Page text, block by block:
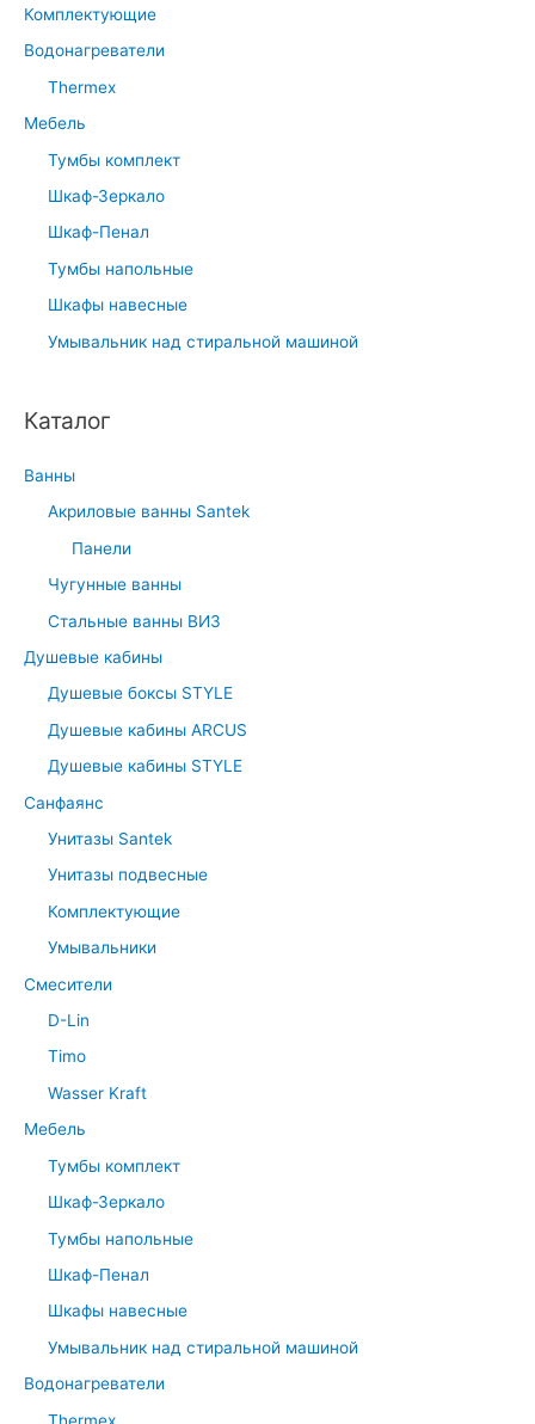
Комплектующие
Водонагреватели
Thermex
Мебель
Тумбы комплект
Шкаф-Зеркало
Шкаф-Пенал
Тумбы напольные
Шкафы навесные
Умывальник над стиральной машиной
Каталог
Ванны
Акриловые ванны Santek
Панели
Чугунные ванны
Стальные ванны ВИЗ
Душевые кабины
Душевые боксы STYLE
Душевые кабины ARCUS
Душевые кабины STYLE
Санфаянс
Унитазы Santek
Унитазы подвесные
Комплектующие
Умывальники
Смесители
D-Lin
Timo
Wasser Kraft
Мебель
Тумбы комплект
Шкаф-Зеркало
Тумбы напольные
Шкаф-Пенал
Шкафы навесные
Умывальник над стиральной машиной
Водонагреватели
Thermex